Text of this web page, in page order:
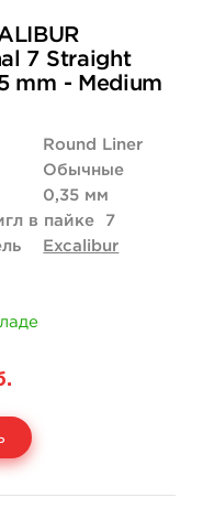
2 043 руб.
купить
7 Straight
mm - Medium
Round Liner
Обычные
0,35 мм
в пайке
7
Excalibur